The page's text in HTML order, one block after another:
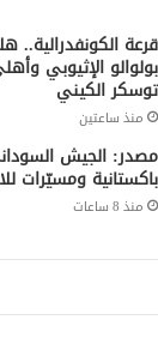
قرعة
بولوالو الإثيوبي
توسكر الكيني
منذ ساعتين
مصدر: الجيش
باكستانية ومسيّرات
منذ 8 ساعات